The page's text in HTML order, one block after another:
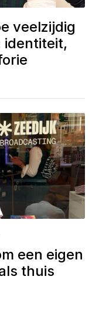
veelzijdig
identiteit,
een eigen
thuis